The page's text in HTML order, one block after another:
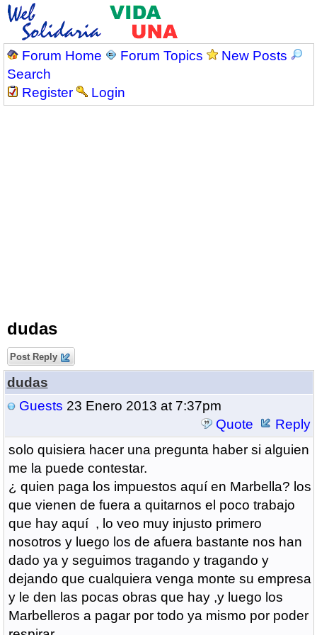
Forum Home Forum Topics
New Posts
Search
Register
Login
dudas
Post Reply
dudas
Guests 23 Enero 2013 at 7:37pm
Quote
Reply
solo quisiera hacer una pregunta haber si alguien
me la puede contestar.
¿ quien paga los impuestos aquí en Marbella? los
que vienen de fuera a quitarnos el poco trabajo
que hay aquí , lo veo muy injusto primero
nosotros y luego los de afuera bastante nos han
dado ya y seguimos tragando y tragando y
dejando que cualquiera venga monte su empresa
y le den las pocas obras que hay ,y luego los
Marbelleros a pagar por todo ya mismo por poder